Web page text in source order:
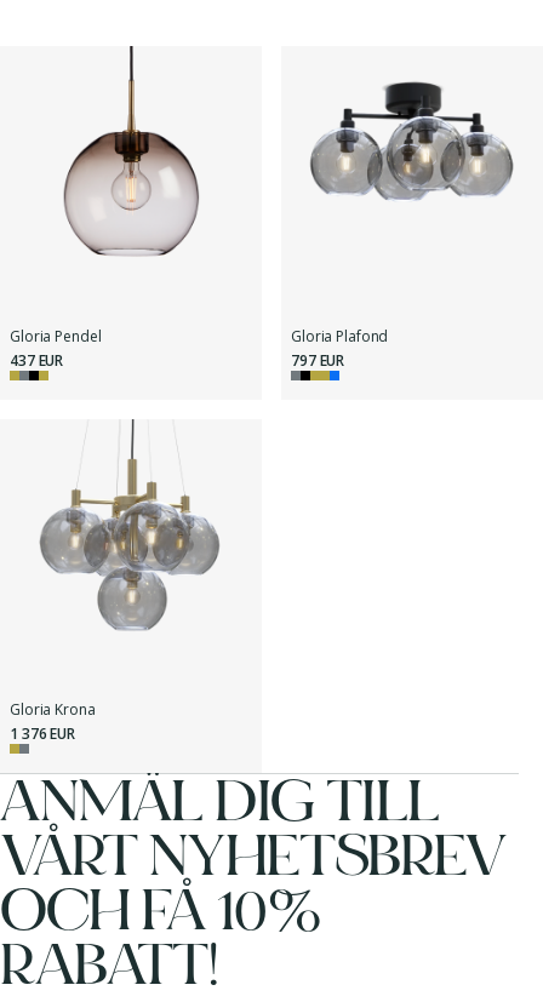
Gloria Pendel
437 EUR
Gloria Plafond
797 EUR
Gloria Krona
1 376 EUR
ANMÄL DIG TILL
VÅRT NYHETSBREV
OCH FÅ 10%
RABATT!